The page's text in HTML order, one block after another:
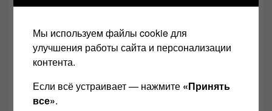
хорошую звуковую технику…
Если вы являетесь производителем,
рекламодателем, импортером, дистрибьютором
или агентом в области качественного
воспроизведения звука и хотели бы связаться с
в
или по эл.
почте: anl555@bk.ru
Мы используем файлы cookie для
улучшения работы сайта и персонализации
контента.
Если всё устраивает — нажмите «Принять
все».